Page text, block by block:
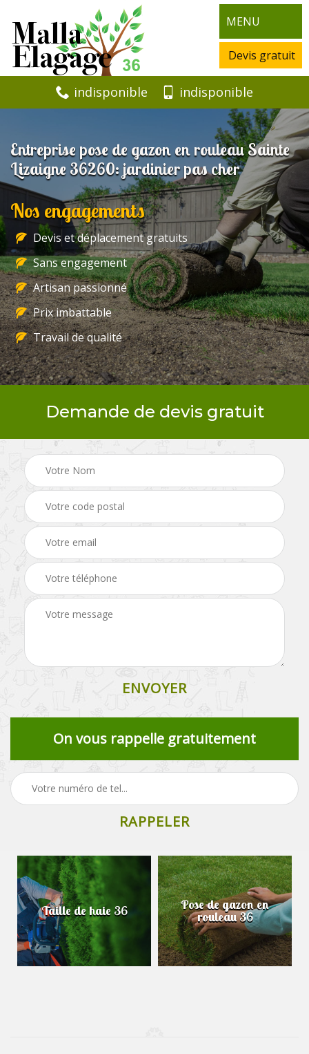
MENU
Devis gratuit
indisponible indisponible
Entreprise pose de gazon en rouleau Sainte
Lizaigne 36260: jardinier pas cher
Nos engagements
Devis et déplacement gratuits
Sans engagement
Artisan passionné
Prix imbattable
Travail de qualité
Demande de devis gratuit
On vous rappelle gratuitement
Taille de haie 36 Pose de gazon en
rouleau 36